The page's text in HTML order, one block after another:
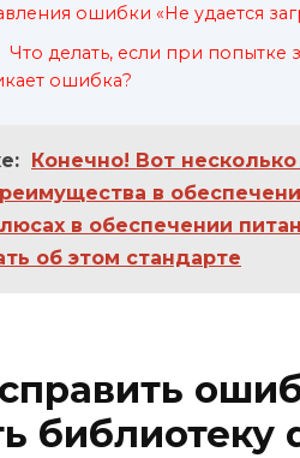
ошибки «Не удается
Что делать, если при попытке
ошибка?
Конечно! Вот
в
в обеспечении
об этом стандарте
библиотеку